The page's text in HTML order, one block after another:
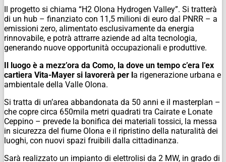
Il progetto si chiama “H2 Olona Hydrogen Valley”. Si tratterà
di un hub – finanziato con 11,5 milioni di euro dal PNRR – a
emissioni zero, alimentato esclusivamente da energia
rinnovabile, e potrà attrarre aziende ad alta tecnologia,
generando nuove opportunità occupazionali e produttive.
Il luogo è a mezz’ora da Como, la dove un tempo c’era l’ex
cartiera Vita-Mayer si lavorerà per la rigenerazione urbana e
ambientale della Valle Olona.
Si tratta di un’area abbandonata da 50 anni e il masterplan –
che copre circa 650mila metri quadrati tra Cairate e Lonate
Ceppino – prevede la bonifica dei materiali tossici, la messa
in sicurezza del fiume Olona e il ripristino della naturalità dei
luoghi, con nuovi spazi fruibili dalla cittadinanza.
Sarà realizzato un impianto di elettrolisi da 2 MW, in grado di